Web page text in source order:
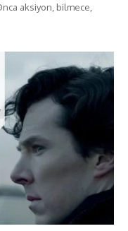
aksiyon, bilmece,